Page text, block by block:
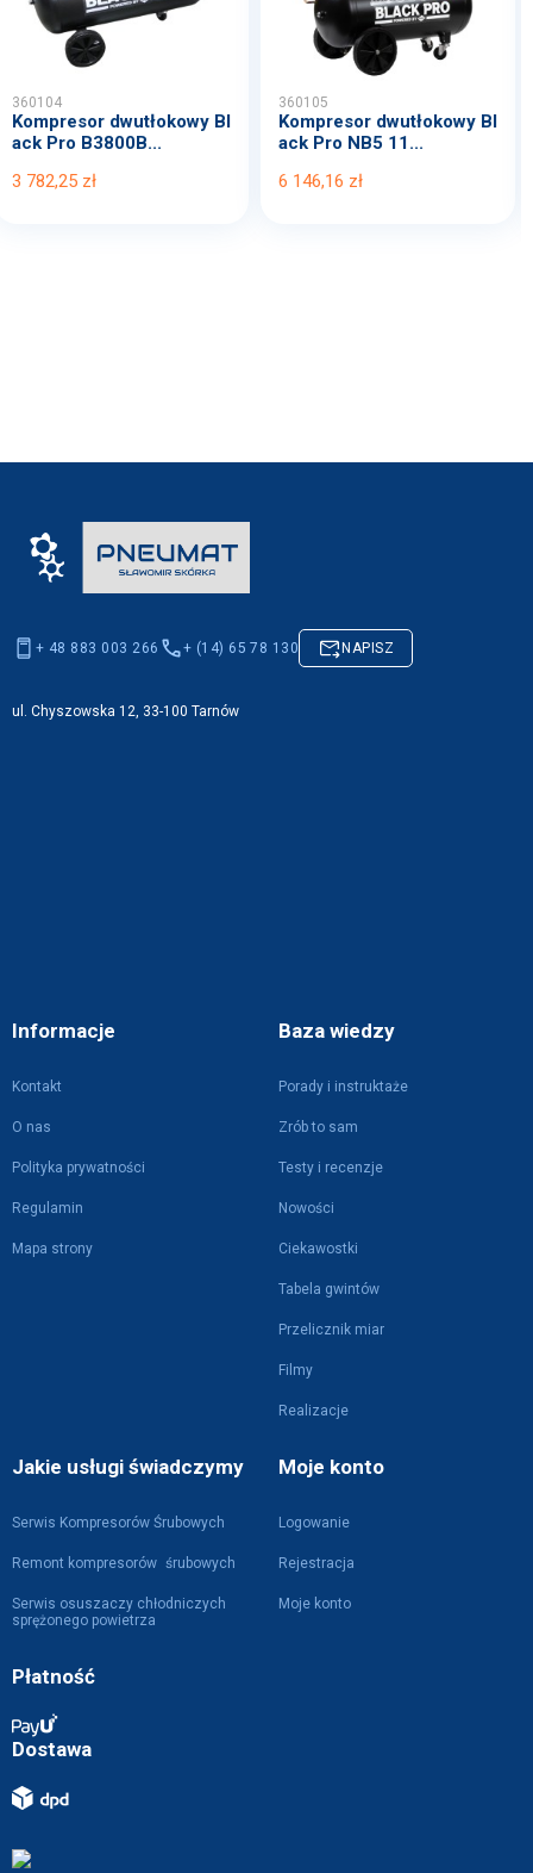
360104
Kompresor dwutłokowy Bl
ack Pro B3800B...
3 782,25 zł
360105
Kompresor dwutłokowy Bl
ack Pro NB5 11...
6 146,16 zł
Informacje
Kontakt
O nas
Polityka prywatności
Regulamin
Mapa strony
Baza wiedzy
Porady i instruktaże
Zrób to sam
Testy i recenzje
Nowości
Ciekawostki
Tabela gwintów
Przelicznik miar
Filmy
Realizacje
Jakie usługi świadczymy
Serwis Kompresorów Śrubowych
Remont kompresorów śrubowych
Serwis osuszaczy chłodniczych
sprężonego powietrza
Moje konto
Logowanie
Rejestracja
Moje konto
Płatność
Dostawa
+ 48 883 003 266 + (14) 65 78 130 NAPISZ
ul. Chyszowska 12, 33-100 Tarnów